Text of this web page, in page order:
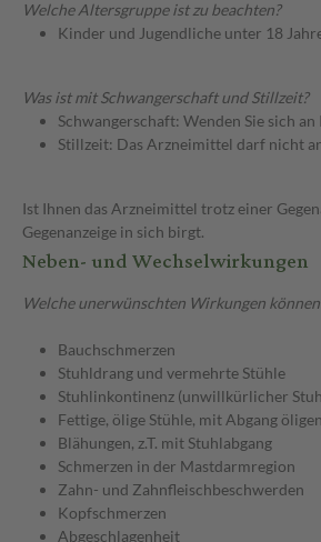
Welche Altersgruppe ist zu beachten?
Kinder und Jugendliche unter 18
Was ist mit Schwangerschaft und Stillzeit?
Schwangerschaft: Wenden Sie sich
Stillzeit: Das Arzneimittel darf nicht
Ist Ihnen das Arzneimittel trotz einer
Gegenanzeige in sich birgt.
Neben- und Wechselwirkungen
Welche unerwünschten Wirkungen
Bauchschmerzen
Stuhldrang und vermehrte Stühle
Stuhlinkontinenz (unwillkürlicher
Fettige, ölige Stühle, mit Abgang
Blähungen, z.T. mit Stuhlabgang
Schmerzen in der Mastdarmregion
Zahn- und Zahnfleischbeschwerden
Kopfschmerzen
Abgeschlagenheit